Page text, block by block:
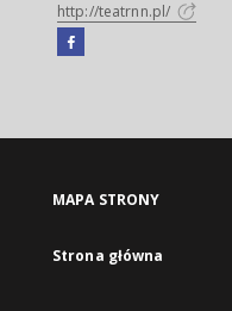
http://teatrnn.pl/
Facebook
się
karcie
MAPA STRONY
Strona główna